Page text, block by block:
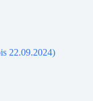
22.09.2024)